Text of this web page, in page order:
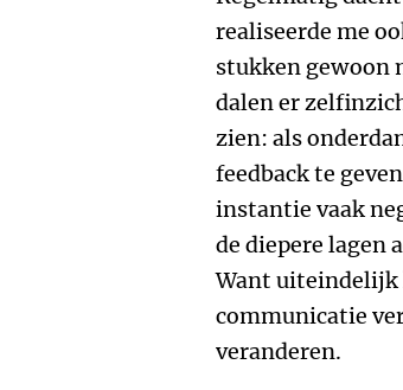
realiseerde me
stukken gewoon
dalen er
zien: als
feedback te
instantie vaak
de diepere lagen
Want uiteindelijk
communicatie
veranderen.